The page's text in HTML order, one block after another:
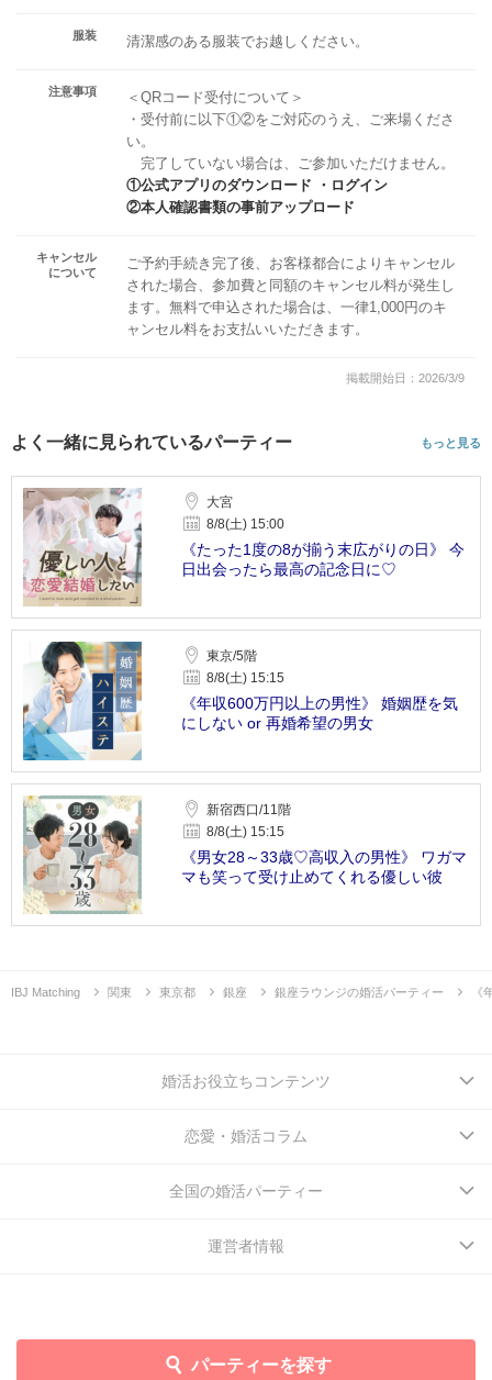
服装 清潔感のある服装でお越しください。
注意事項
＜QRコード受付について＞
・受付前に以下①②をご対応のうえ、ご来場くださ
い。
完了していない場合は、ご参加いただけません。
①公式アプリのダウンロード ・ログイン
②本人確認書類の事前アップロード
キャンセル
について
ご予約手続き完了後、お客様都合によりキャンセル
された場合、参加費と同額のキャンセル料が発生し
ます。無料で申込された場合は、一律1,000円のキ
ャンセル料をお支払いいただきます。
掲載開始日：2026/3/9
よく一緒に見られているパーティー もっと見る
大宮
8/8(土) 15:00
《たった1度の8が揃う末広がりの日》 今
日出会ったら最高の記念日に♡
東京/5階
8/8(土) 15:15
《年収600万円以上の男性》 婚姻歴を気
にしない or 再婚希望の男女
新宿西口/11階
8/8(土) 15:15
《男女28～33歳♡高収入の男性》 ワガマ
マも笑って受け止めてくれる優しい彼
IBJ Matching 関東 東京都 銀座 銀座ラウンジの婚活パーティー 《
パーティーを探す
婚活お役立ちコンテンツ
恋愛・婚活コラム
全国の婚活パーティー
運営者情報